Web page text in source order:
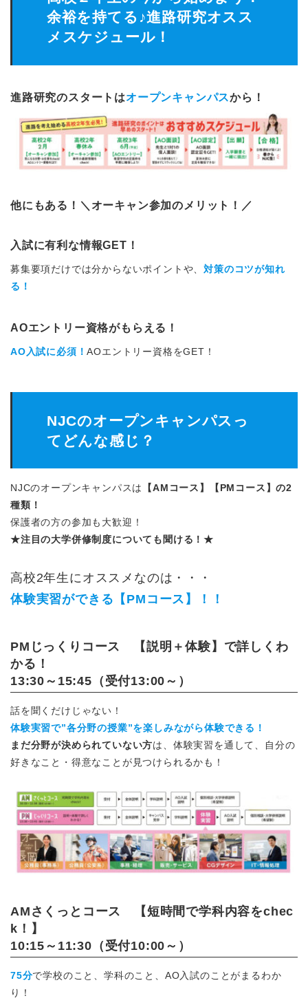
余裕を持てる♪進路研究オスス
メスケジュール！
進路研究のスタートはオープンキャンパスから！
他にもある！＼オーキャン参加のメリット！／
入試に有利な情報GET！
募集要項だけでは分からないポイントや、対策のコツが知れ
る！
AOエントリー資格がもらえる！
AO入試に必須！AOエントリー資格をGET！
NJCのオープンキャンパスっ
てどんな感じ？
NJCのオープンキャンパスは
【AMコース】【PMコース】の2
種類！
保護者の方の参加も大歓迎！
★注目の大学併修制度についても聞ける！★
高校2年生にオススメなのは・・・
体験実習ができる【PMコース】！！
PMじっくりコース 【説明＋体験】で詳しくわ
かる！
13:30～15:45（受付13:00～）
話を聞くだけじゃない！
体験実習で”各分野の授業”を楽しみながら体験できる！
まだ分野が決められていない方は、体験実習を通して、自分の
好きなこと・得意なことが見つけられるかも！
AMさくっとコース 【短時間で学科内容をchec
k！】
10:15～11:30（受付10:00～）
75分で学校のこと、学科のこと、AO入試のことがまるわか
り！